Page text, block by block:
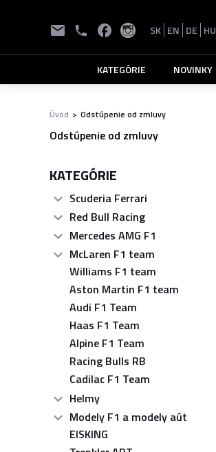
SK EN DE HU
KATEGÓRIE NOVINKY
Úvod > Odstúpenie od zmluvy
Odstúpenie od zmluvy
KATEGÓRIE
Scuderia Ferrari
Red Bull Racing
Mercedes AMG F1
McLaren F1 team
Williams F1 team
Aston Martin F1 team
Audi F1 Team
Haas F1 Team
Alpine F1 Team
Racing Bulls RB
Cadilac F1 Team
Helmy
Modely F1 a modely aút
EISKING